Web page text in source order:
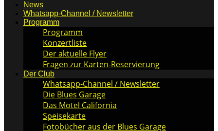
News
Whatsapp-Channel / Newsletter
Programm
Programm
Konzertliste
Der aktuelle Flyer
Fragen zur Karten-Reservierung
Der Club
Whatsapp-Channel / Newsletter
Die Blues Garage
Das Motel California
Speisekarte
Fotobücher aus der Blues Garage